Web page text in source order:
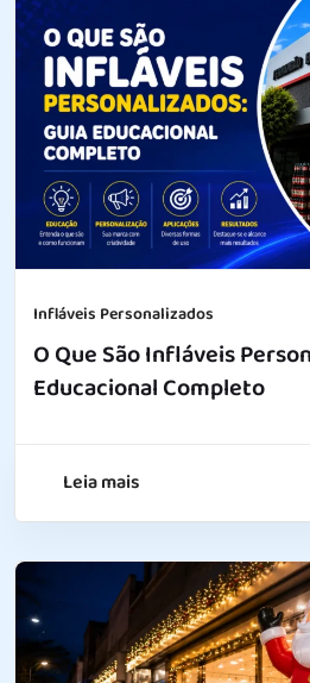
Infláveis Personalizados
O Que São Infláveis
Educacional Completo
Leia mais